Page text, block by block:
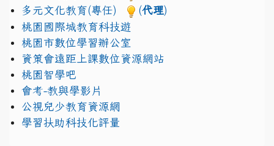
多元文化教育(專任)
(代理)
桃園國際城教育科技遊
桃園市數位學習辦公室
資策會遠距上課數位資源網站
桃園智學吧
會考-教與學影片
公視兒少教育資源網
學習扶助科技化評量